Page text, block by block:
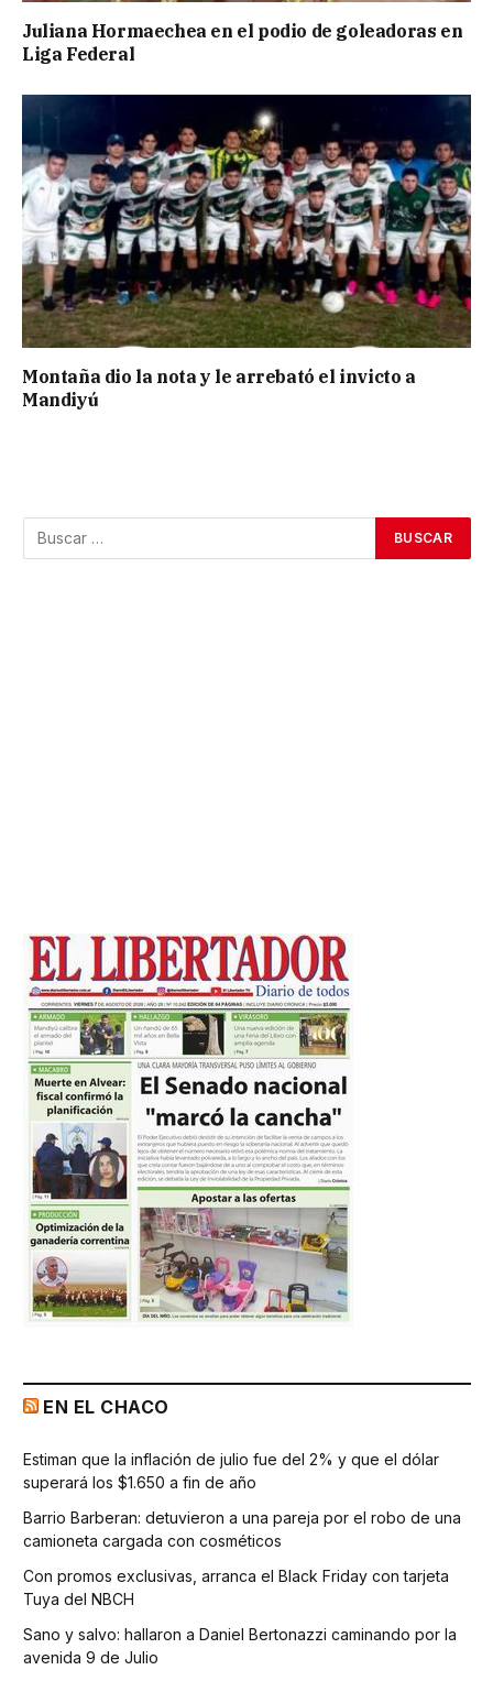
Juliana Hormaechea en el podio de goleadoras en
Liga Federal
Montaña dio la nota y le arrebató el invicto a
Mandiyú
EN EL CHACO
Estiman que la inflación de julio fue del 2% y que el dólar
superará los $1.650 a fin de año
Barrio Barberan: detuvieron a una pareja por el robo de una
camioneta cargada con cosméticos
Con promos exclusivas, arranca el Black Friday con tarjeta
Tuya del NBCH
Sano y salvo: hallaron a Daniel Bertonazzi caminando por la
avenida 9 de Julio